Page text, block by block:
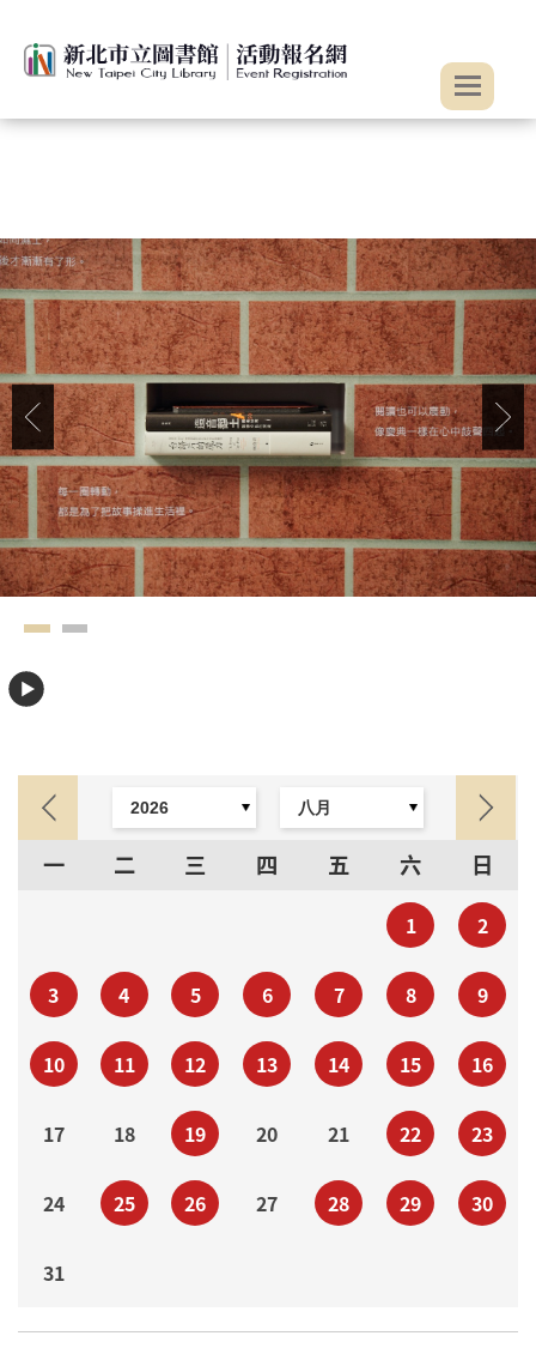
一 二 三 四 五 六 日
1 2
3 4 5 6 7 8 9
10 11 12 13 14 15 16
17 18 19 20 21 22 23
24 25 26 27 28 29 30
31